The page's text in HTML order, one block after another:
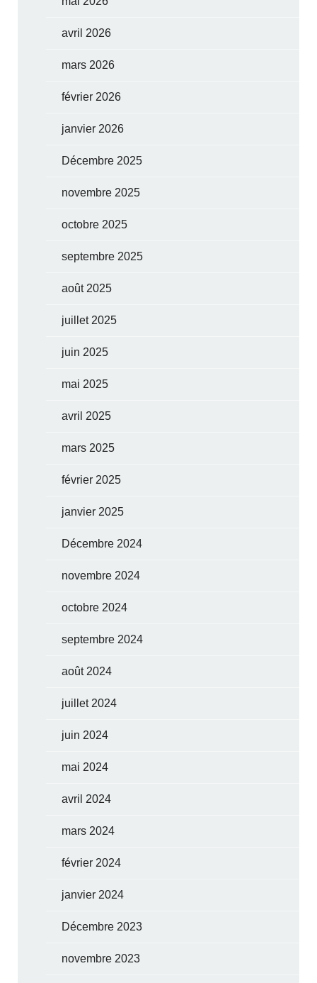
avril 2026
mars 2026
février 2026
janvier 2026
Décembre 2025
novembre 2025
octobre 2025
septembre 2025
août 2025
juillet 2025
juin 2025
mai 2025
avril 2025
mars 2025
février 2025
janvier 2025
Décembre 2024
novembre 2024
octobre 2024
septembre 2024
août 2024
juillet 2024
juin 2024
mai 2024
avril 2024
mars 2024
février 2024
janvier 2024
Décembre 2023
novembre 2023